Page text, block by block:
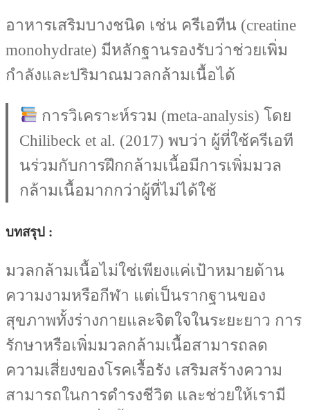
อาหารเสริมบางชนิด เช่น ครีเอทีน (creatine
monohydrate) มีหลักฐานรองรับว่าช่วยเพิ่ม
กำลังและปริมาณมวลกล้ามเนื้อได้
การวิเคราะห์รวม (meta-analysis) โดย
Chilibeck et al. (2017) พบว่า ผู้ที่ใช้ครีเอที
นร่วมกับการฝึกกล้ามเนื้อมีการเพิ่มมวล
กล้ามเนื้อมากกว่าผู้ที่ไม่ได้ใช้
บทสรุป :
มวลกล้ามเนื้อไม่ใช่เพียงแค่เป้าหมายด้าน
ความงามหรือกีฬา แต่เป็นรากฐานของ
สุขภาพทั้งร่างกายและจิตใจในระยะยาว การ
รักษาหรือเพิ่มมวลกล้ามเนื้อสามารถลด
ความเสี่ยงของโรคเรื้อรัง เสริมสร้างความ
สามารถในการดำรงชีวิต และช่วยให้เรามี